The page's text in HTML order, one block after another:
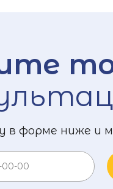
в форме ниже и